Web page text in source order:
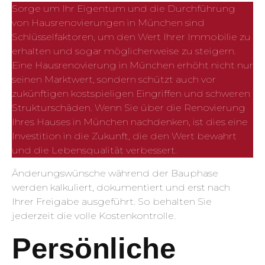
Sorge um Ihr Eigentum und die Durchführung
von Hausrenovierungen in München sind
Schlüsselfaktoren, um den Wert Ihrer Immobilie zu
erhalten und sogar möglicherweise zu steigern.
Eine Hausrenovierung in München erhöht nicht nur
seinen Marktwert, sondern schützt auch vor
zukünftigen kostspieligen Eingriffen und schweren
Strukturschäden. Wenn Sie über die Renovierung
Ihres Hauses in München nachdenken, ist dies eine
Investition in die Zukunft, die den Wert bewahrt
und die Lebensqualität verbessert.
Änderungswünsche während der Bauphase
werden kalkuliert, dokumentiert und erst nach
Ihrer Freigabe ausgeführt. So behalten Sie
jederzeit die volle Kostenkontrolle.
Persönliche